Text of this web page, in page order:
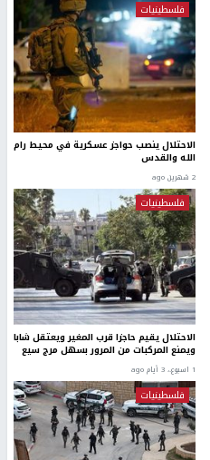
فلسطينيات
الاحتلال ينصب حواجز عسكرية في محيط رام
الله والقدس
2 شهرين ago
فلسطينيات
الاحتلال يقيم حاجزا قرب المغير ويعتقل شابا
ويمنع المركبات من المرور بسهل مرج سيع
1 اسبوع.، 3 أيام ago
فلسطينيات